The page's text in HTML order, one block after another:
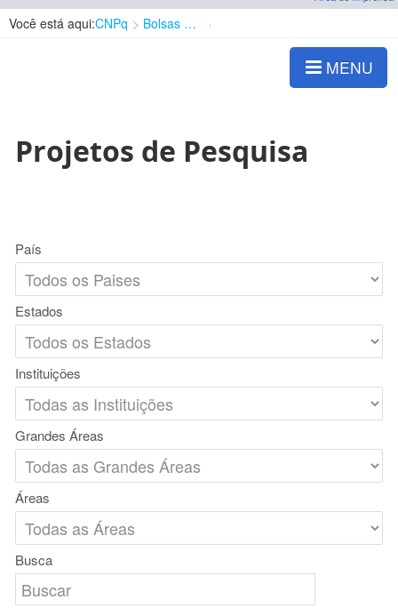
Você está aqui:CNPq Bolsas e Auxílios Vigentes
MENU
Projetos de Pesquisa
País
Estados
Instituições
Grandes Áreas
Áreas
Busca